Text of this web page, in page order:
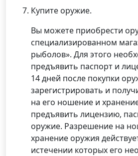
Купите оружие.
Вы можете приобрести
специализированном
рыболов». Для этого
предъявить паспорт и
14 дней после покупки
зарегистрировать и
на его ношение и
предъявить лицензию,
оружие. Разрешение на
хранение оружия
истечении которых его